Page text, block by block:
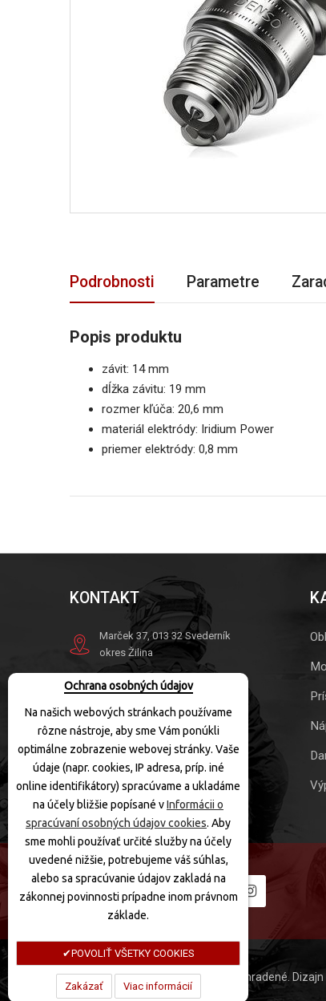
Ochrana osobných údajov
Na našich webových stránkach používame
rôzne nástroje, aby sme Vám ponúkli
optimálne zobrazenie webovej stránky. Vaše
údaje (napr. cookies, IP adresa, príp. iné
online identifikátory) spracúvame a ukladáme
na účely bližšie popísané vInformácii o
spracúvaní osobných údajov cookies. Aby
sme mohli používať určité služby na účely
uvedené nižšie, potrebujeme váš súhlas,
alebo sa spracúvanie údajov zakladá na
zákonnej povinnosti prípadne inom právnom
základe.
POVOLIŤ VŠETKY COOKIES
Zakázať Viac informácií
Podrobnosti Parametre
Popis produktu
závit: 14 mm
dĺžka závitu: 19 mm
rozmer kľúča: 20,6 mm
materiál elektródy: Iridium Power
priemer elektródy: 0,8 mm
KONTAKT
Marček 37, 013 32 Svederník
okres Žilina
+421 41 563 10 41
Mob.
+421 905 863 049
info@motoquad.sk
Otváracie hodiny:
PO-PIA:
10:00-17:30
SOBOTA:
10:00-12:00
NEDEĽA:
Zatvorené
SLEDUJTE NÁS
MotoQuad © 2020 Všetky práva vyhradené.